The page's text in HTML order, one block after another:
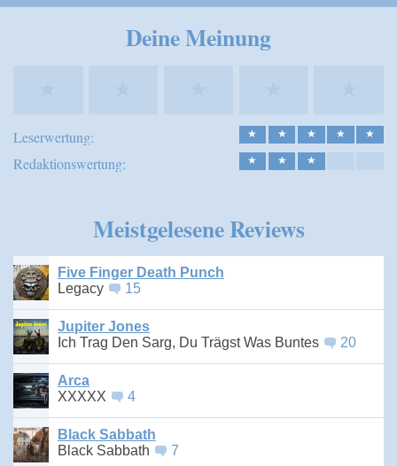
Deine Meinung
Leserwertung: ★ ★ ★ ★ ★
Redaktionswertung: ★ ★ ★
Meistgelesene Reviews
Five Finger Death Punch
Legacy
15
Jupiter Jones
Ich Trag Den Sarg, Du Trägst Was Buntes
20
Arca
XXXXX
4
Black Sabbath
Black Sabbath
7